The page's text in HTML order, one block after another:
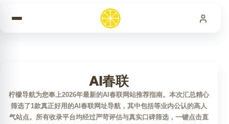
AI春联
柠檬导航为您奉上2026年最新的AI春联网站推荐指南。本次汇总精心
筛选了1款真正好用的AI春联网址导航，其中包括等业内公认的高人
气站点。所有收录平台均经过严苛评估与真实口碑筛选，一键点击直